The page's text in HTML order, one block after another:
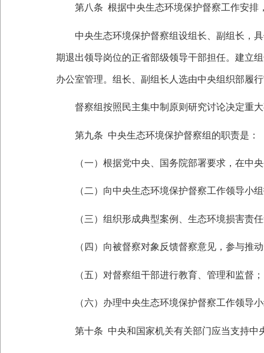
第八条 根据中央生态环境保护督察工作安排
中央生态环境保护督察组设组长、副组长，具
期退出领导岗位的正省部级领导干部担任。建立
办公室管理。组长、副组长人选由中央组织部履
督察组按照民主集中制原则研究讨论决定重大
第九条 中央生态环境保护督察组的职责是：
（一）根据党中央、国务院部署要求，在中央
（二）向中央生态环境保护督察工作领导小组
（三）组织形成典型案例、生态环境损害责任
（四）向被督察对象反馈督察意见，参与推动
（五）对督察组干部进行教育、管理和监督；
（六）办理中央生态环境保护督察工作领导小
第十条 中央和国家机关有关部门应当支持